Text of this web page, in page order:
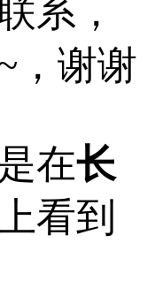
系，
，谢谢
在长
上看到